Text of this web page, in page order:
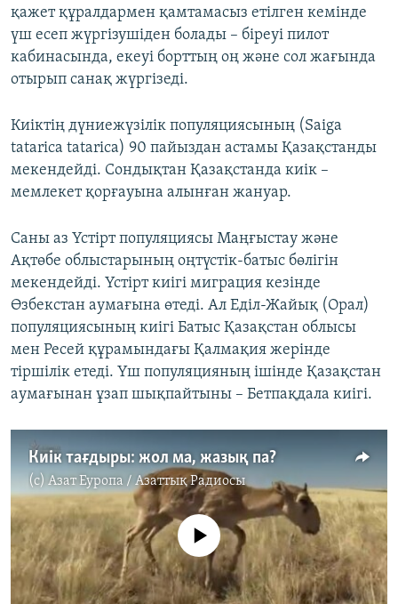
қажет құралдармен қамтамасыз етілген кемінде
үш есеп жүргізушіден болады – біреуі пилот
кабинасында, екеуі борттың оң және сол жағында
отырып санақ жүргізеді.
Киіктің дүниежүзілік популяциясының (Saiga
tatarica tatarica) 90 пайыздан астамы Қазақстанды
мекендейді. Сондықтан Қазақстанда киік –
мемлекет қорғауына алынған жануар.
Саны аз Үстірт популяциясы Маңғыстау және
Ақтөбе облыстарының оңтүстік-батыс бөлігін
мекендейді. Үстірт киігі миграция кезінде
Өзбекстан аумағына өтеді. Ал Еділ-Жайық (Орал)
популяциясының киігі Батыс Қазақстан облысы
мен Ресей құрамындағы Қалмақия жерінде
тіршілік етеді. Үш популяцияның ішінде Қазақстан
аумағынан ұзап шықпайтыны – Бетпақдала киігі.
Киік тағдыры: жол ма, жазық па?
(c) Азат Еуропа / Азаттық Радиосы
No media source currently available